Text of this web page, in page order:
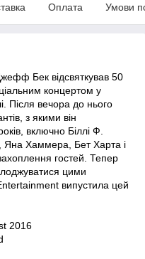
Оплата Умови
Бек відсвяткував 50
концертом у
Після вечора до нього
з якими він
включно Біллі Ф.
Яна Хаммера, Бет Харта і
гостей. Тепер
цими
випустила цей
2016